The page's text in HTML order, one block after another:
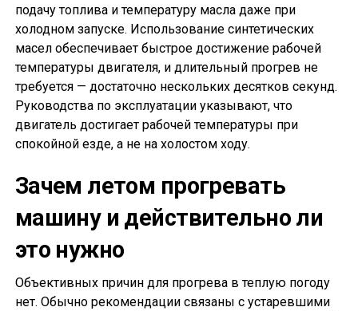
подачу топлива и температуру масла даже при
холодном запуске. Использование синтетических
масел обеспечивает быстрое достижение рабочей
температуры двигателя, и длительный прогрев не
требуется — достаточно нескольких десятков секунд.
Руководства по эксплуатации указывают, что
двигатель достигает рабочей температуры при
спокойной езде, а не на холостом ходу.
Зачем летом прогревать
машину и действительно ли
это нужно
Объективных причин для прогрева в теплую погоду
нет. Обычно рекомендации связаны с устаревшими